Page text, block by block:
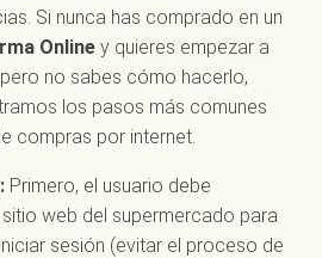
Si nunca has comprado en un
Online y quieres empezar a
no sabes cómo hacerlo,
los pasos más comunes
compras por internet.
Primero, el usuario debe
web del supermercado para
sesión (evitar el proceso de